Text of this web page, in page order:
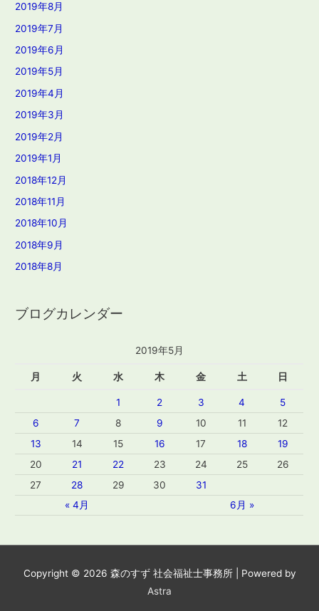
2019年8月
2019年7月
2019年6月
2019年5月
2019年4月
2019年3月
2019年2月
2019年1月
2018年12月
2018年11月
2018年10月
2018年9月
2018年8月
ブログカレンダー
2019年5月
月 火 水 木 金 土 日
« 4月 6月 »
1 2 3 4
5
6
7 8 9 10 11
12
13
14 15 16 17 18
19
20
21 22 23 24 25
26
27
28 29 30 31
Copyright © 2026 森のすず 社会福祉士事務所| Powered by
Astra